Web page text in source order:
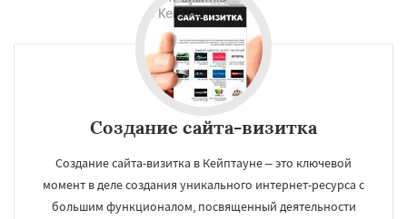
Создание сайта-визитка
Создание сайта-визитка в Кейптауне – это ключевой
момент в деле создания уникального интернет-ресурса с
большим функционалом, посвященный деятельности